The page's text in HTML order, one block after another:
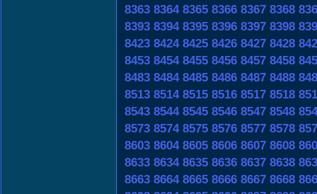
8363 8364 8365 8366 8367 8368
8393 8394 8395 8396 8397 8398
8423 8424 8425 8426 8427 8428
8453 8454 8455 8456 8457 8458
8483 8484 8485 8486 8487 8488
8513 8514 8515 8516 8517 8518
8543 8544 8545 8546 8547 8548
8573 8574 8575 8576 8577 8578
8603 8604 8605 8606 8607 8608
8633 8634 8635 8636 8637 8638
8663 8664 8665 8666 8667 8668